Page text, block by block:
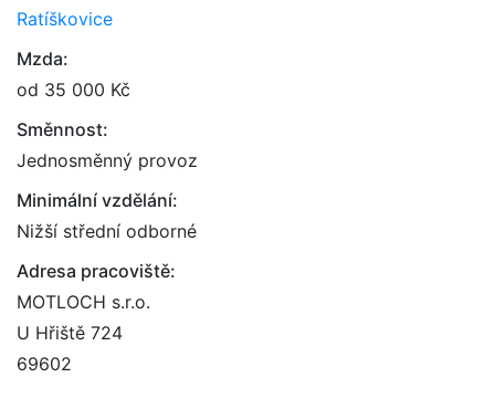
Ratíškovice
Mzda:
od 35 000 Kč
Směnnost:
Jednosměnný provoz
Minimální vzdělání:
Nižší střední odborné
Adresa pracoviště:
MOTLOCH s.r.o.
U Hřiště 724
69602